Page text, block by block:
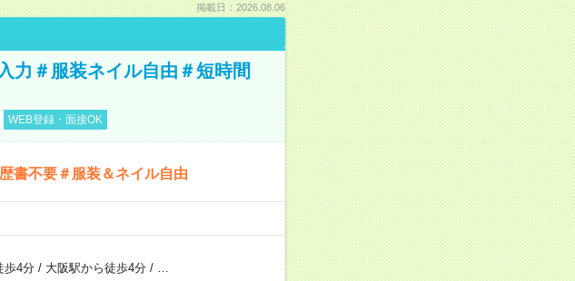
掲載日：2026.08.06
力＃服装ネイル自由＃短時間
WEB登録・面接OK
書不要＃服装＆ネイル自由
歩4分/ 大阪駅から徒歩4分/